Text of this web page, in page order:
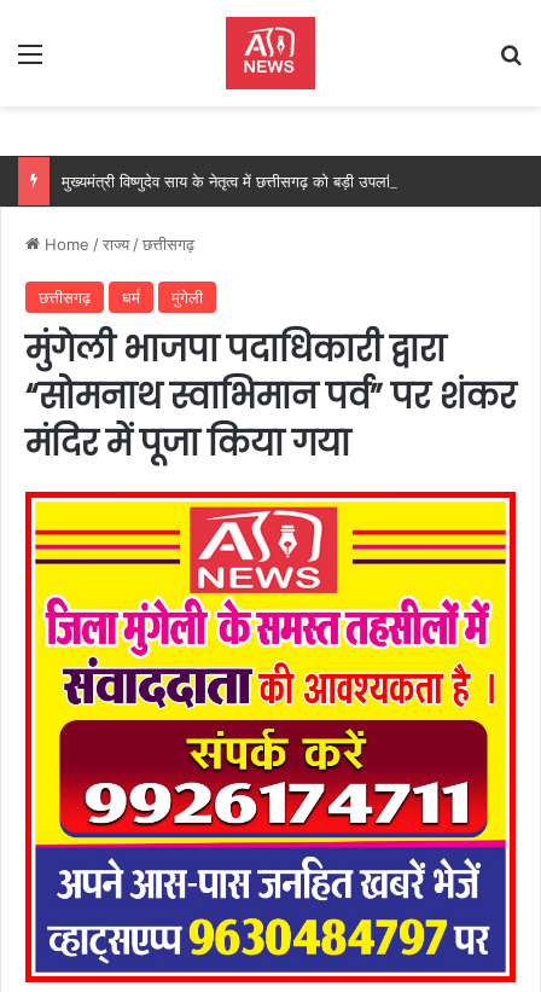
Menu
Home /राज्य /छत्तीसगढ़
छत्तीसगढ़ धर्म मुंगेली
मुंगेली भाजपा पदाधिकारी द्वारा
“सोमनाथ स्वाभिमान पर्व” पर शंकर
मंदिर में पूजा किया गया